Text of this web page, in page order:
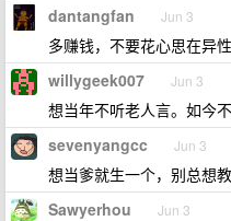
dantangfan Jun 3
多赚钱，不要花心思在异
willygeek007 Jun 3
想当年不听老人言。如今
sevenyangcc Jun 3
想当爹就生一个，别总想教
Sawyerhou Jun 3